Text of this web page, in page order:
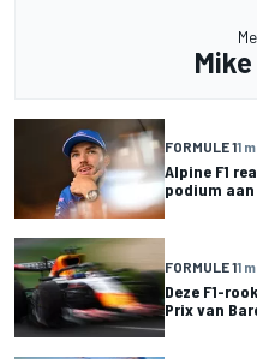
FORMULE 11 m
Alpine F1
podium aan
FORMULE 11 m
Deze F1-
Prix van